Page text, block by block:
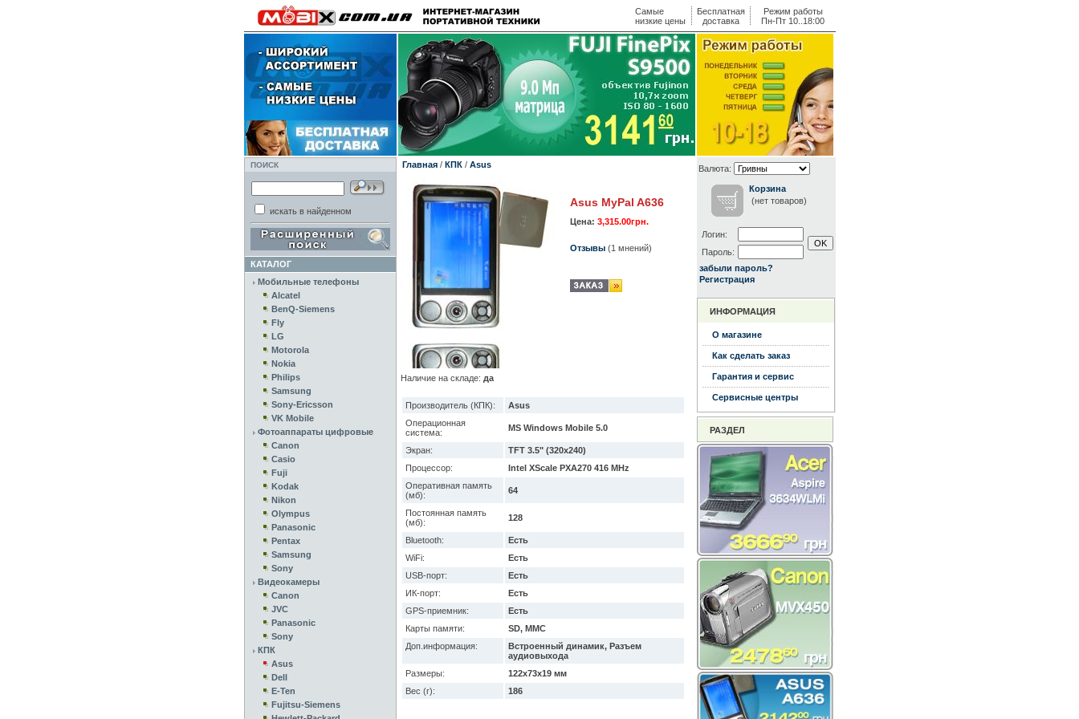
Самые
низкие цены
Бесплатная
доставка
Режим работы
Пн-Пт 10..18:00
ПОИСК
искать в найденном
КАТАЛОГ
Мобильные телефоны
Alcatel
BenQ-Siemens
Fly
LG
Motorola
Nokia
Philips
Samsung
Sony-Ericsson
VK Mobile
Фотоаппараты цифровые
Canon
Casio
Fuji
Kodak
Nikon
Olympus
Panasonic
Pentax
Samsung
Sony
Видеокамеры
Canon
JVC
Panasonic
Sony
КПК
Asus
Dell
E-Ten
Fujitsu-Siemens
Главная/ КПК/ Asus
Asus MyPal A636
Цена: 3,315.00грн.
Отзывы(1 мнений)
Наличие на складе: да
Производитель (КПК):
Asus
Операционная
система:
MS Windows Mobile 5.0
Экран:
TFT 3.5" (320x240)
Процессор:
Intel XScale PXA270 416 MHz
Оперативная память
(мб):
64
Постоянная память
(мб):
128
Bluetooth:
Есть
WiFi:
Есть
USB-порт:
Есть
ИК-порт:
Есть
GPS-приемник:
Есть
Карты памяти:
SD, MMC
Доп.информация:
Встроенный динамик, Разъем
аудиовыхода
Размеры:
122x73x19 мм
Вес (г):
186
Валюта:
Корзина
(нет товаров)
Логин:
Пароль:
забыли пароль?
Регистрация
ИНФОРМАЦИЯ
О магазине
Как сделать заказ
Гарантия и сервис
Сервисные центры
РАЗДЕЛ